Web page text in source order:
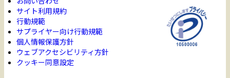
サイト利用規約
行動規範
サプライヤー向け行動規範
個人情報保護方針
ウェブアクセシビリティ方針
クッキー同意設定